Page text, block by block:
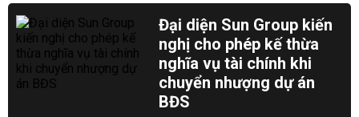
Đại diện Sun Group kiến
nghị cho phép kế thừa
nghĩa vụ tài chính khi
chuyển nhượng dự án
BĐS